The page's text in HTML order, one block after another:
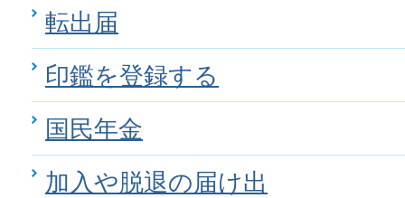
転出届
印鑑を登録する
国民年金
加入や脱退の届け出